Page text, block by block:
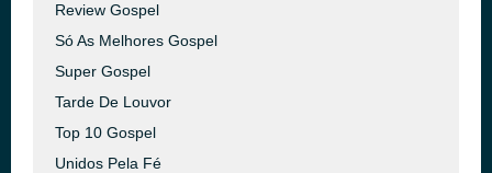
Review Gospel
Só As Melhores Gospel
Super Gospel
Tarde De Louvor
Top 10 Gospel
Unidos Pela Fé